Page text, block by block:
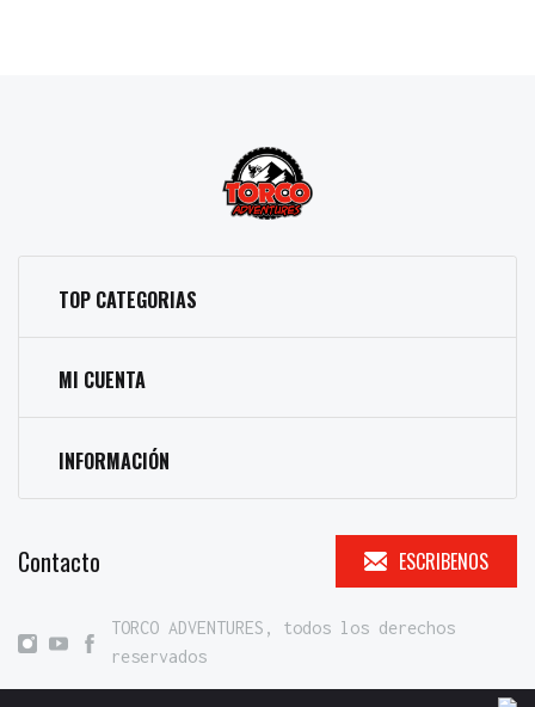
TOP CATEGORIAS
MI CUENTA
INFORMACIÓN
Contacto ESCRIBENOS
TORCO ADVENTURES, todos los derechos
reservados